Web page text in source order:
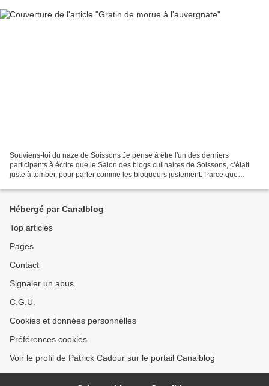
Souviens-toi du naze de Soissons Je pense à être l'un des derniers
participants à écrire que le Salon des blogs culinaires de Soissons, c’était
juste à tomber, pour parler comme les blogueurs justement. Parce que
Hébergé par Canalblog
Top articles
Pages
Contact
Signaler un abus
C.G.U.
Cookies et données personnelles
Préférences cookies
Voir le profil de Patrick Cadour sur le portail Canalblog